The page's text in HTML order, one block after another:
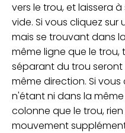
vers le trou, et laissera
vide. Si vous cliquez
mais se trouvant dans
même ligne que le trou,
séparant du trou
même direction. Si
n'étant ni dans la
colonne que le trou,
mouvement